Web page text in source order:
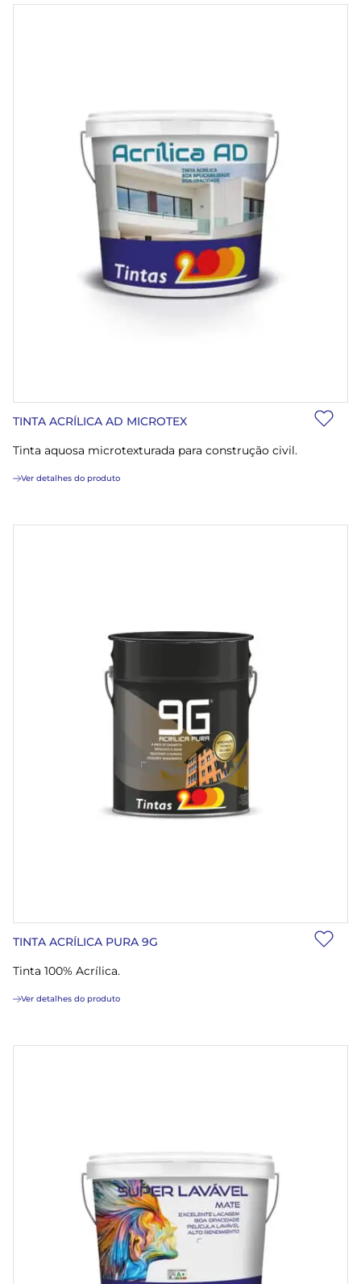
TINTA ACRÍLICA AD MICROTEX
Tinta aquosa microtexturada para construção civil.
Ver detalhes do produto
TINTA ACRÍLICA PURA 9G
Tinta 100% Acrílica.
Ver detalhes do produto